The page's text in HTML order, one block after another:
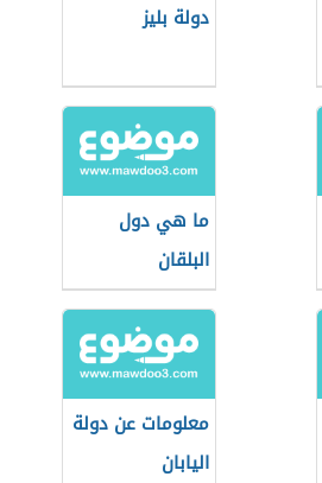
دولة بليز
ما هي دول
البلقان
معلومات عن دولة
اليابان